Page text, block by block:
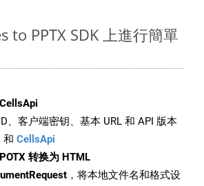
to PPTX SDK 上進行簡單
、客户端密钥、基本 URL 和 API 版本
和 CellsApi
转换为 HTML
，将本地文件名和格式设